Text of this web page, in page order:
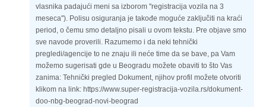
vlasnika padajući meni sa izborom ''registracija vozila na 3
meseca''). Polisu osiguranja je takođe moguće zaključiti na kraći
period, o čemu smo detaljno pisali u ovom tekstu. Pre objave smo
sve navode proverili. Razumemo i da neki tehnički
pregledi/agencije to ne znaju ili neće time da se bave, pa Vam
možemo sugerisati gde u Beogradu možete obaviti to što Vas
zanima: Tehnički pregled Dokument, njihov profil možete otvoriti
klikom na link: https://www.super-registracija-vozila.rs/dokument-
doo-nbg-beograd-novi-beograd